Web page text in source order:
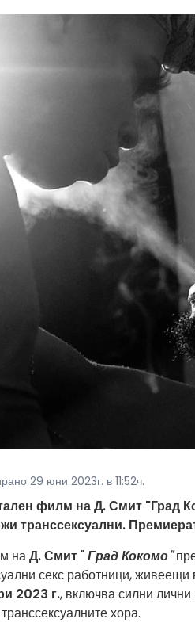
29 юни 2023г. в 11:52ч.
филм на Д. Смит "Град
транссексуални.
наД. Смит"Град Кокомо"
секс работници,
2023 г., включва силни лични
хора.